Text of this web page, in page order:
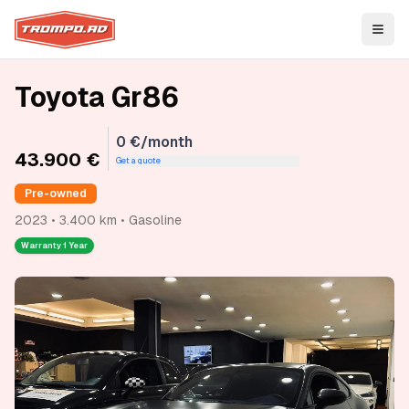
Toyota Gr86
43.900 €
0 €/month
Get a quote
Pre-owned
2023 • 3.400 km • Gasoline
Warranty 1 Year